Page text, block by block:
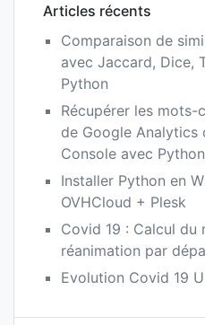
Articles récents
Comparaison de
avec Jaccard, Dice,
Python
Récupérer les
de Google Analytics
Console avec Python
Installer Python en
OVHCloud + Plesk
Covid 19 : Calcul du
réanimation par
Evolution Covid 19